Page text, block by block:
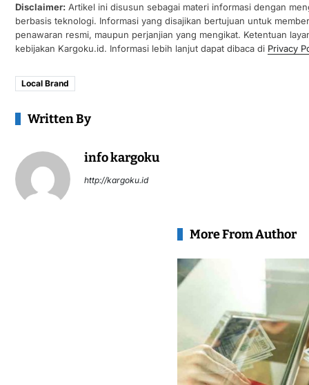
Disclaimer:Artikel ini disusun sebagai materi informasi dengan
berbasis teknologi. Informasi yang disajikan bertujuan untuk
penawaran resmi, maupun perjanjian yang mengikat. Ketentuan
kebijakan Kargoku.id. Informasi lebih lanjut dapat dibaca di Privacy
Local Brand
Written By
info kargoku
http://kargoku.id
More From Author